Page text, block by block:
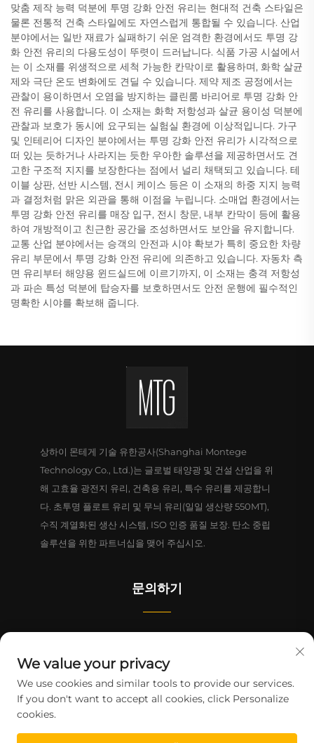
맞춤 제작 능력 덕분에 투명 강화 안전 유리는 현대적 건축 스타일은
물론 전통적 건축 스타일에도 자연스럽게 통합될 수 있습니다. 산업
분야에서는 일반 재료가 실패하기 쉬운 엄격한 환경에서도 투명 강
화 안전 유리의 다용도성이 뚜렷이 드러납니다. 식품 가공 시설에서
는 이 소재를 위생적으로 세척 가능한 칸막이로 활용하며, 화학 살균
제와 극단 온도 변화에도 견딜 수 있습니다. 제약 제조 공정에서는
관찰이 용이하면서 오염을 방지하는 클린룸 바리어로 투명 강화 안
전 유리를 사용합니다. 이 소재는 화학 저항성과 살균 용이성 덕분에
관찰과 보호가 동시에 요구되는 실험실 환경에 이상적입니다. 가구
및 인테리어 디자인 분야에서는 투명 강화 안전 유리가 시각적으로
떠 있는 듯하거나 사라지는 듯한 우아한 솔루션을 제공하면서도 견
고한 구조적 지지를 보장한다는 점에서 널리 채택되고 있습니다. 테
이블 상판, 선반 시스템, 전시 케이스 등은 이 소재의 하중 지지 능력
과 결정처럼 맑은 외관을 통해 이점을 누립니다. 소매업 환경에서는
투명 강화 안전 유리를 매장 입구, 전시 창문, 내부 칸막이 등에 활용
하여 개방적이고 친근한 공간을 조성하면서도 보안을 유지합니다.
교통 산업 분야에서는 승객의 안전과 시야 확보가 특히 중요한 차량
유리 부문에서 투명 강화 안전 유리에 의존하고 있습니다. 자동차 측
면 유리부터 해양용 윈드실드에 이르기까지, 이 소재는 충격 저항성
과 파손 특성 덕분에 탑승자를 보호하면서도 안전 운행에 필수적인
명확한 시야를 확보해 줍니다.
상하이 몬테게 기술 유한공사(Shanghai Montege
Technology Co., Ltd.)는 글로벌 태양광 및 건설 산업을 위
해 고효율 광전지 유리, 건축용 유리, 특수 유리를 제공합니
다. 초투명 플로트 유리 및 무늬 유리(일일 생산량 550MT),
수직 계열화된 생산 시스템, ISO 인증 품질 보장. 탄소 중립
솔루션을 위한 파트너십을 맺어 주십시오.
문의하기
+86-15124919712
[email protected]
We value your privacy
We use cookies and similar tools to provide our services.
If you don't want to accept all cookies, click Personalize
cookies.